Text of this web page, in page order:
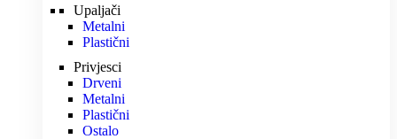
Upaljači
Metalni
Plastični
Privjesci
Drveni
Metalni
Plastični
Ostalo